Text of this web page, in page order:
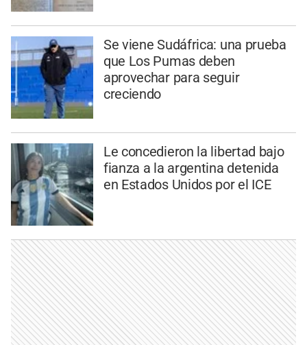
Se viene Sudáfrica: una prueba
que Los Pumas deben
aprovechar para seguir
creciendo
Le concedieron la libertad bajo
fianza a la argentina detenida
en Estados Unidos por el ICE